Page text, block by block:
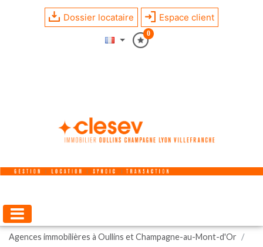
Dossier locataire Espace client
0
Agences immobilières à Oullins et Champagne-au-Mont-d'Or